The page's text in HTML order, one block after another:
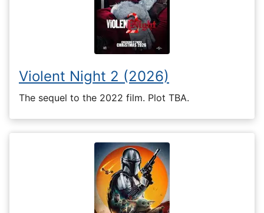
Violent Night 2 (2026)
The sequel to the 2022 film. Plot TBA.